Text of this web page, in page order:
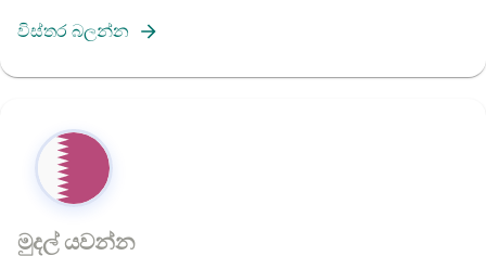
විස්තර බලන්න
මුදල් යවන්න